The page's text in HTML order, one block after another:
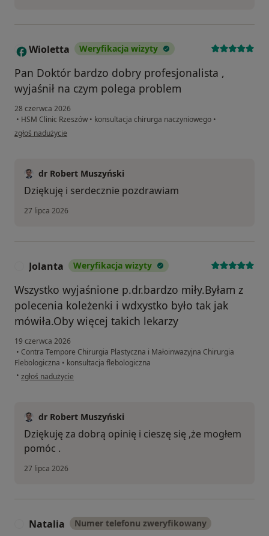
W Wioletta Weryfikacja wizyty
Pan Doktór bardzo dobry profesjonalista ,
wyjaśnił na czym polega problem
28 czerwca 2026
• HSM Clinic Rzeszów • konsultacja chirurga naczyniowego •
w opinii użytkownika Wioletta
zgłoś nadużycie
dr Robert Muszyński
Dziękuję i serdecznie pozdrawiam
27 lipca 2026
Jolanta Weryfikacja wizyty
Wszystko wyjaśnione p.dr.bardzo miły.Byłam z
polecenia koleżenki i wdxystko było tak jak
mówiła.Oby więcej takich lekarzy
19 czerwca 2026
• Contra Tempore Chirurgia Plastyczna i Małoinwazyjna Chirurgia
Flebologiczna • konsultacja flebologiczna
• w opinii użytkownika Jolanta
zgłoś nadużycie
dr Robert Muszyński
Dziękuję za dobrą opinię i cieszę się ,że mogłem
pomóc .
27 lipca 2026
Natalia Numer telefonu zweryfikowany